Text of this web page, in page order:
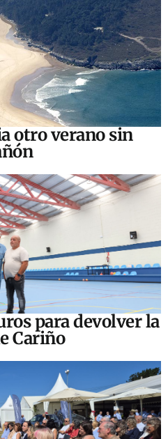
otro verano sin
para devolver la
Cariño